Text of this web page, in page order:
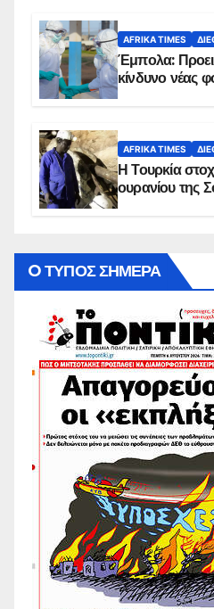
AFRIKA TIMES
Έμπολα:
κίνδυνο νέας
AFRIKA TIMES
Η Τουρκία
ουρανίου της
O ΤΥΠΟΣ ΣΗΜΕΡΑ